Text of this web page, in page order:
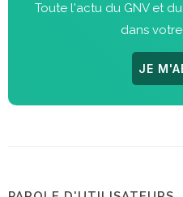
Toute l'actu du GNV et
dans
JE